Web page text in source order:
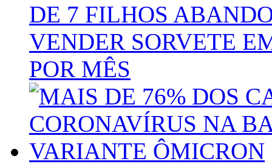
DE 7 FILHOS
VENDER SORVETE
POR MÊS